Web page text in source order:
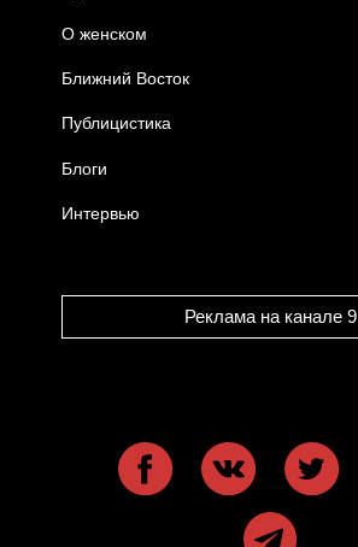
О женском
Ближний Восток
Публицистика
Блоги
Интервью
Реклама на канале 9